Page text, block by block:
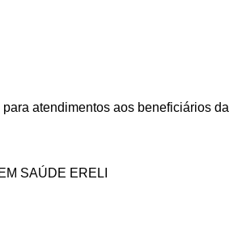
atendimentos aos beneficiários da
SAÚDE ERELI